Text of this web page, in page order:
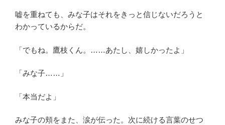
嘘を重ねても、みな子はそれをきっと信じないだろうと
わかっているからだ。
「でもね。鷹枝くん。……あたし、嬉しかったよ」
「みな子……」
「本当だよ」
みな子の頬をまた、涙が伝った。次に続ける言葉のせつ